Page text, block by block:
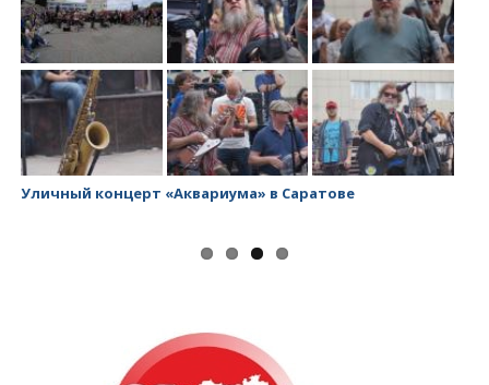
Уличный концерт «Аквариума» в Саратове